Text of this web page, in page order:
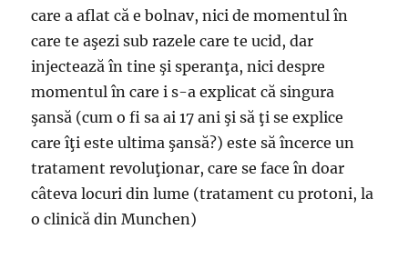
care a aflat că e bolnav, nici de momentul în
care te aşezi sub razele care te ucid, dar
injectează în tine şi speranţa, nici despre
momentul în care i s-a explicat că singura
şansă (cum o fi sa ai 17 ani şi să ţi se explice
care îţi este ultima şansă?) este să încerce un
tratament revoluţionar, care se face în doar
câteva locuri din lume (tratament cu protoni, la
o clinică din Munchen)